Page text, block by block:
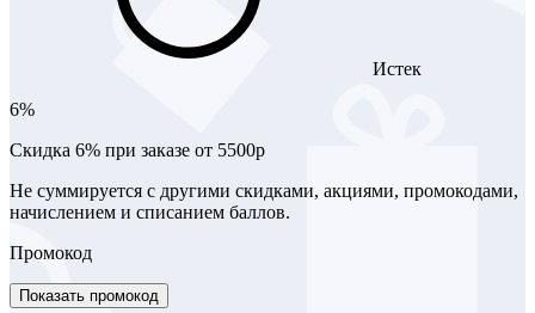
Истек
6%
Скидка 6% при заказе от 5500р
Не суммируется с другими скидками, акциями, промокодами,
начислением и списанием баллов.
Промокод
Показать промокод